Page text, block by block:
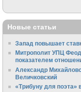
Новые статьи
Запад повышает
Митрополит УПЦ
показателем
Алек­сандр
Величковский
«Трибуну для поэта»